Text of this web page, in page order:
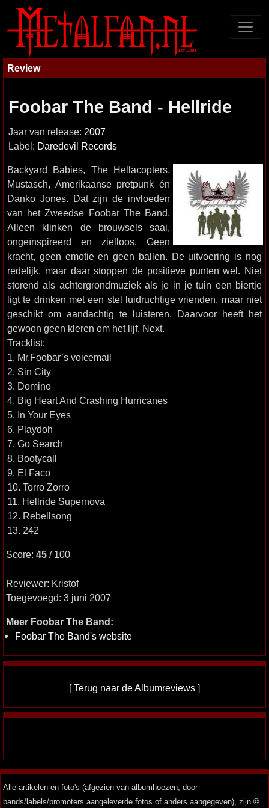
Review
Foobar The Band - Hellride
Jaar van release: 2007
Label: Daredevil Records
Backyard Babies, The Hellacopters,
Mustasch, Amerikaanse pretpunk én
Danko Jones. Dat zijn de invloeden
van het Zweedse Foobar The Band.
Alleen klinken de brouwsels saai,
ongeïnspireerd en zielloos. Geen
kracht, geen emotie en geen ballen. De uitvoering is nog
redelijk, maar daar stoppen de positieve punten wel. Niet
storend als achtergrondmuziek als je in je tuin een biertje
ligt te drinken met een stel luidruchtige vrienden, maar niet
geschikt om aandachtig te luisteren. Daarvoor heeft het
gewoon geen kleren om het lijf. Next.
Tracklist:
1. Mr.Foobar’s voicemail
2. Sin City
3. Domino
4. Big Heart And Crashing Hurricanes
5. In Your Eyes
6. Playdoh
7. Go Search
8. Bootycall
9. El Faco
10. Torro Zorro
11. Hellride Supernova
12. Rebellsong
13. 242
Score: 45 / 100
Reviewer: Kristof
Toegevoegd: 3 juni 2007
Meer Foobar The Band:
Foobar The Band's website
[Terug naar de Albumreviews ]
Alle artikelen en foto's (afgezien van albumhoezen, door
bands/labels/promoters aangeleverde fotos of anders aangegeven), zijn ©